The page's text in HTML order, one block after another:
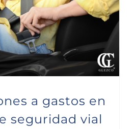
a gastos en
seguridad vial